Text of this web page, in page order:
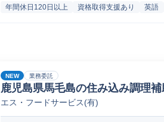
年間休日120日以上 資格取得支援あり 英語
NEW 業務委託
鹿児島県馬毛島の住み込み調理
エス・フードサービス(有)